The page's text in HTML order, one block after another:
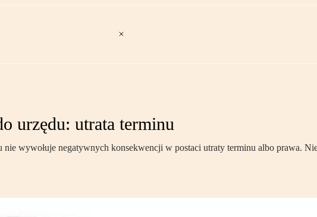
urzędu: utrata terminu
nie wywołuje negatywnych konsekwencji w postaci utraty terminu albo prawa.